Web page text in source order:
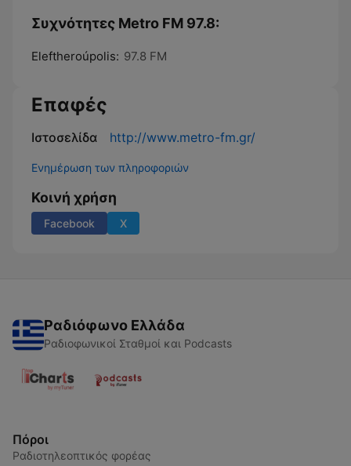
Συχνότητες Metro FM 97.8:
Eleftheroúpolis: 97.8 FM
Επαφές
Ιστοσελίδα http://www.metro-fm.gr/
Ενημέρωση των πληροφοριών
Κοινή χρήση
Facebook X
Ραδιόφωνο Ελλάδα
Ραδιοφωνικοί Σταθμοί και Podcasts
Πόροι
Ραδιοτηλεοπτικός φορέας